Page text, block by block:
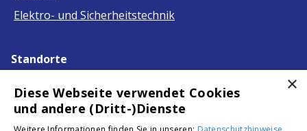
Elektro- und Sicherheitstechnik
Standorte
Hamm · Hellenhahn · Hillscheid ·
Ingelheim am Rhein · Köln ·
×
Diese Webseite verwendet Cookies
und andere (Dritt-)Dienste